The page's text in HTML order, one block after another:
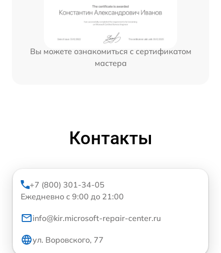
Вы можете ознакомиться с сертификатом
мастера
Контакты
+7 (800) 301-34-05
Ежедневно с 9:00 до 21:00
info@kir.microsoft-repair-center.ru
ул. Воровского, 77